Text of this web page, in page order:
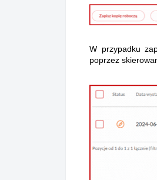
W przypadku
poprzez